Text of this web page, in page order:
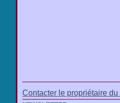
Contacter le propriétaire du